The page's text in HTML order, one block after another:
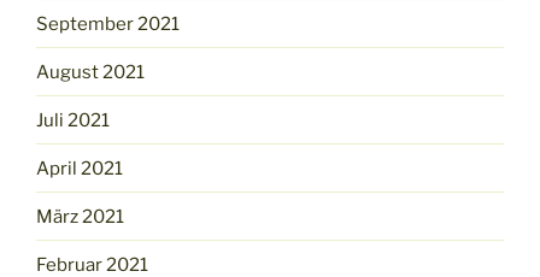
September 2021
August 2021
Juli 2021
April 2021
März 2021
Februar 2021